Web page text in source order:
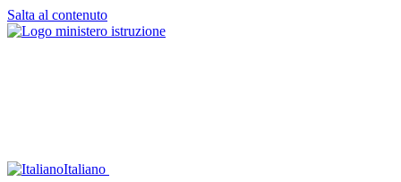
Salta al contenuto
Italiano